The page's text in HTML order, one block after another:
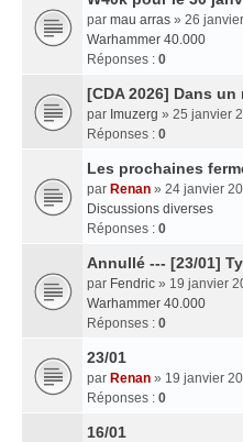
par mau arras » 26
Warhammer 40.000
Réponses : 0
[CDA 2026] Dans
par Imuzerg » 25 janvier
Réponses : 0
Les prochaines
par Renan » 24 janvier
Discussions diverses
Réponses : 0
Annullé --- [23/01]
par Fendric » 19 janvier
Warhammer 40.000
Réponses : 0
23/01
par Renan » 19 janvier
Réponses : 0
16/01